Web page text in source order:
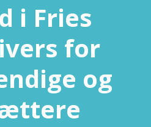
i Fries
for
og